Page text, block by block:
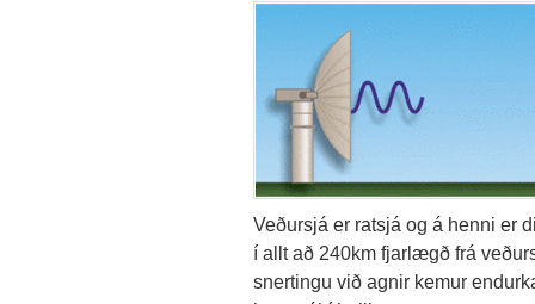
Veðursjá er ratsjá og á henni er
í allt að 240km fjarlægð frá
snertingu við agnir kemur